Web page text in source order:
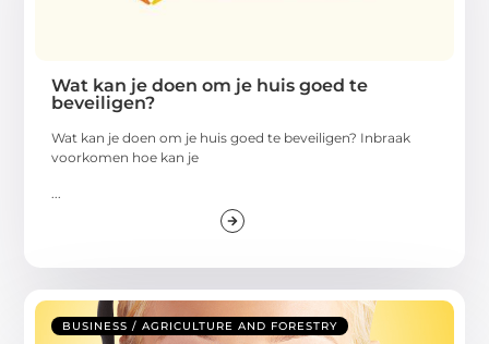
Wat kan je doen om je huis goed te
beveiligen?
Wat kan je doen om je huis goed te beveiligen? Inbraak
voorkomen hoe kan je
BUSINESS / AGRICULTURE AND FORESTRY